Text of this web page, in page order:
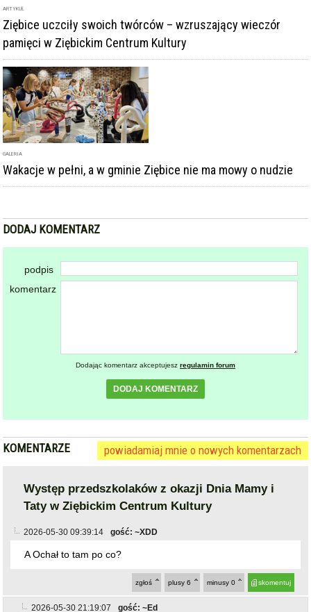
ARTYKUŁ
Ziębice uczciły swoich twórców – wzruszający wieczór
pamięci w Ziębickim Centrum Kultury
GALERIA
Wakacje w pełni, a w gminie Ziębice nie ma mowy o nudzie
DODAJ KOMENTARZ
podpis
komentarz
Dodając komentarz akceptujesz regulamin forum
DODAJ KOMENTARZ
KOMENTARZE powiadamiaj mnie o nowych komentarzach
Występ przedszkolaków z okazji Dnia Mamy i
Taty w Ziębickim Centrum Kultury
2026-05-30 09:39:14 gość: ~XDD
A Ochał to tam po co?
skomentuj
minusy 0
plusy 6
zgłoś
2026-05-30 21:19:07 gość: ~Ed